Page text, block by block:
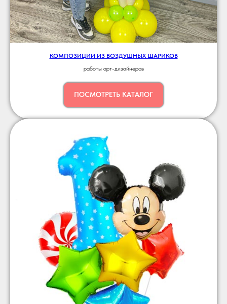
КОМПОЗИЦИИ ИЗ ВОЗДУШНЫХ ШАРИКОВ
работы арт-дизайнеров
ПОСМОТРЕТЬ КАТАЛОГ